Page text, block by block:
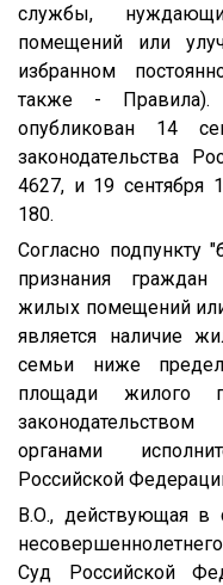
службы,
помещений или
избранном
также - Правила).
опубликован 14
законодательства
4627, и 19 сентября
180.
Согласно подпункту
признания
жилых помещений
является наличие
семьи ниже
площади жилого
органами
Российской
В.О., действующая в
Суд Российской